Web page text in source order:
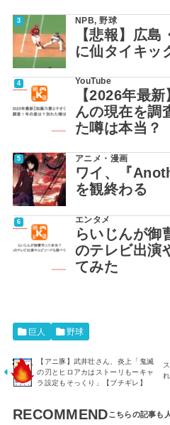
NPB,野球
【悲報】広
に仙タイキッ
YouTube
【2026年最
んの現在を調
た噂は本当？
アニメ・漫画
ワイ、『
を観終わる
エンタメ
らいじんが御
のテレビ出演
てみた
巨人 野球
【アニ豚】武井壮さん、炎上「鬼滅
の刃とヒロアカはストーリもーキャ
ラ設定もそっくり」【ブチギレ】
RECOMMEND